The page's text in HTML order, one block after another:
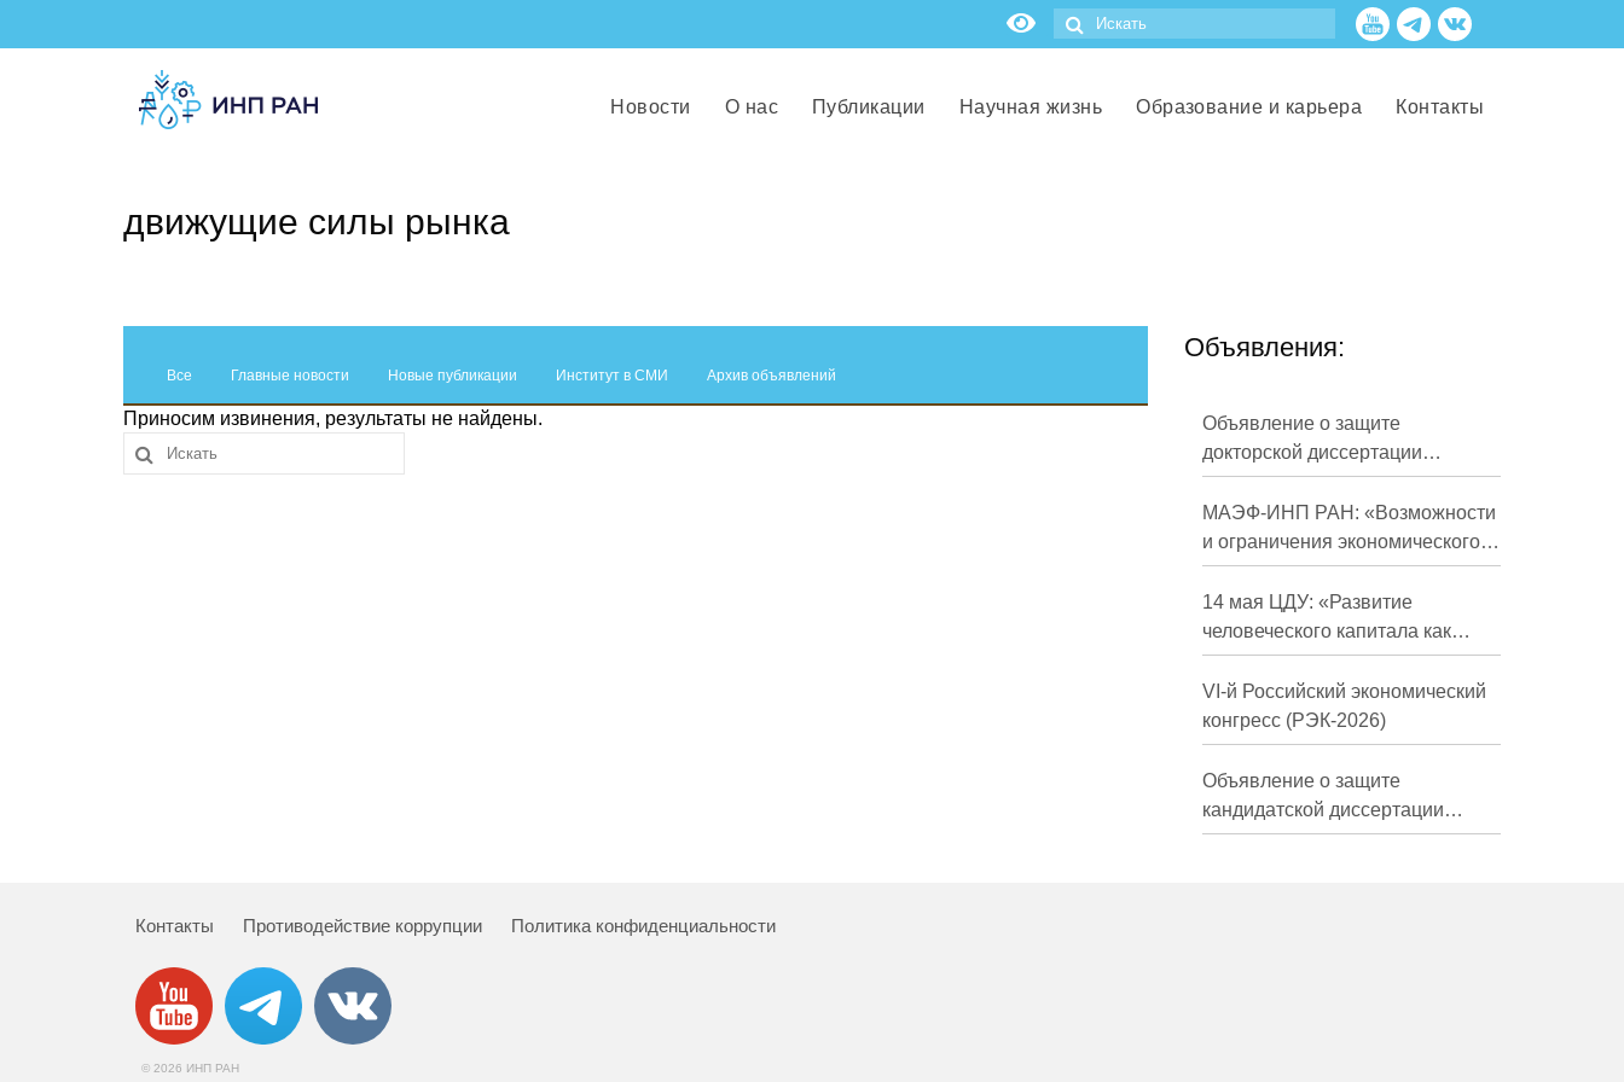
Новости О нас Публикации Научная жизнь Образование и карьера Контакты
движущие силы рынка
Все Главные новости Новые публикации Институт в СМИ Архив объявлений
Приносим извинения, результаты не найдены.
Объявления:
Объявление о защите
докторской диссертации
Кузнецова Михаила
Евгеньевича
МАЭФ-ИНП РАН: «Возможности
и ограничения экономического
развития России в средне- и
долгосрочной перспективе»
14 мая ЦДУ: «Развитие
человеческого капитала как
фактор экономического роста»
VI-й Российский экономический
конгресс (РЭК-2026)
Объявление о защите
кандидатской диссертации
Трындиной Николь Сергеевны
Контакты Противодействие коррупции Политика конфиденциальности
© 2026 ИНП РАН